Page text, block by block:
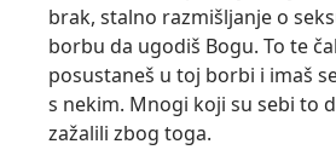
brak, stalno razmišljanje o
borbu da ugodiš Bogu. To te
posustaneš u toj borbi i imaš
s nekim. Mnogi koji su sebi to
zažalili zbog toga.